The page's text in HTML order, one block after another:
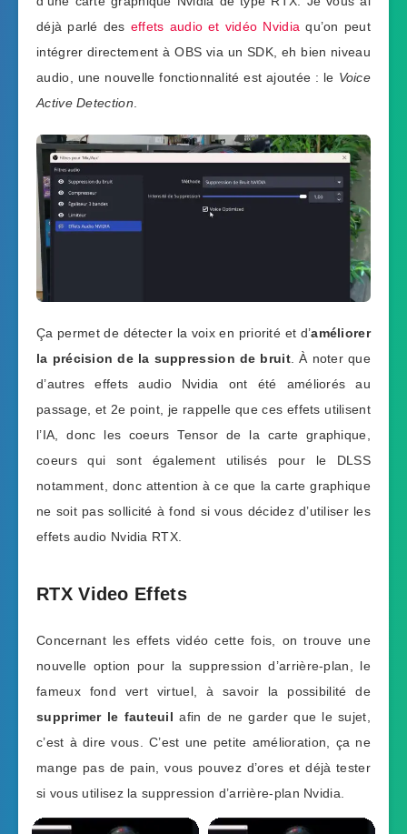
déjà parlé des effets audio et vidéo Nvidia qu’on peut
intégrer directement à OBS via un SDK, eh bien niveau
audio, une nouvelle fonctionnalité est ajoutée : le Voice
Active Detection
Ça permet de détecter la voix en priorité et d’améliorer
la précision de la suppression de bruit. À noter que
d’autres effets audio Nvidia ont été améliorés au
passage, et 2e point, je rappelle que ces effets utilisent
l’IA, donc les coeurs Tensor de la carte graphique,
coeurs qui sont également utilisés pour le DLSS
notamment, donc attention à ce que la carte graphique
ne soit pas sollicité à fond si vous décidez d’utiliser les
effets audio Nvidia RTX.
RTX Video Effets
Concernant les effets vidéo cette fois, on trouve une
nouvelle option pour la suppression d’arrière-plan, le
fameux fond vert virtuel, à savoir la possibilité de
supprimer le fauteuil afin de ne garder que le sujet,
c’est à dire vous. C’est une petite amélioration, ça ne
mange pas de pain, vous pouvez d’ores et déjà tester
si vous utilisez la suppression d’arrière-plan Nvidia.